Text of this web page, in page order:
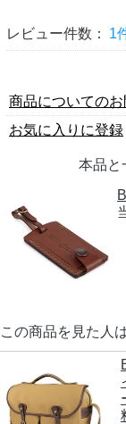
レビュー件数： 1
商品についての
お気に入りに登録
本品と
この商品を見た人